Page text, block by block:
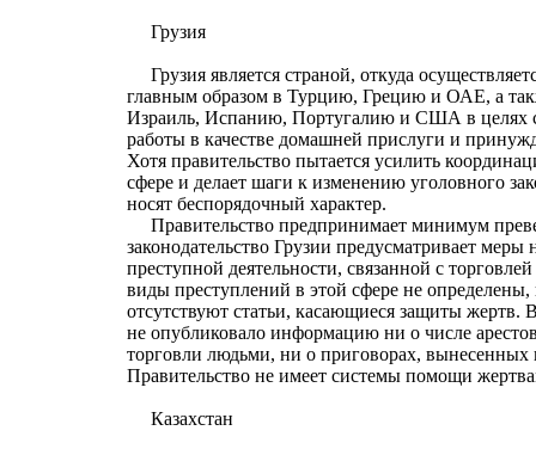
Грузия
Грузия является страной, откуда
главным образом в Турцию, Грецию и ОАЕ, а
Израиль, Испанию, Португалию и США в целях
работы в качестве домашней прислуги и
Хотя правительство пытается усилить
сфере и делает шаги к изменению уголовного
носят беспорядочный характер.
Правительство предпринимает минимум
законодательство Грузии предусматривает меры
преступной деятельности, связанной с
виды преступлений в этой сфере не
отсутствуют статьи, касающиеся защиты жертв.
не опубликовало информацию ни о числе
торговли людьми, ни о приговорах, вынесенных
Правительство не имеет системы помощи
Казахстан